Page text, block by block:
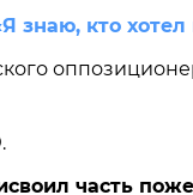
знаю, кто
часть